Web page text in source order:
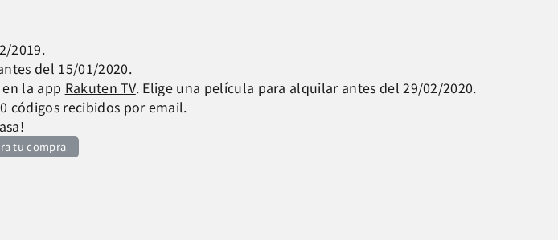
2019.
del 15/01/2020.
la app Rakuten TV. Elige una película para alquilar antes del 29/02/2020.
códigos recibidos por email.
tu compra